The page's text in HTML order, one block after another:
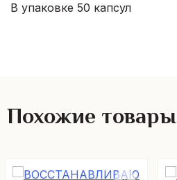
В упаковке 50 капсул
Похожие товары